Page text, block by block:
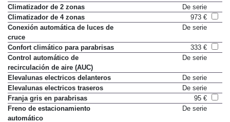
Cierre centralizado
De serie
Climatizador de 2 zonas
De serie
Climatizador de 4 zonas
973 €
Conexión automática de luces de
cruce
Confort climático para parabrisas
333 €
Control automático de
recirculación de aire (AUC)
Elevalunas electricos delanteros
De serie
Elevalunas electricos traseros
De serie
Franja gris en parabrisas
95 €
Freno de estacionamiento